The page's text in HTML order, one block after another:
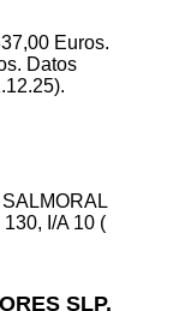
Euros.
Datos
I/A 10 (
SLP.